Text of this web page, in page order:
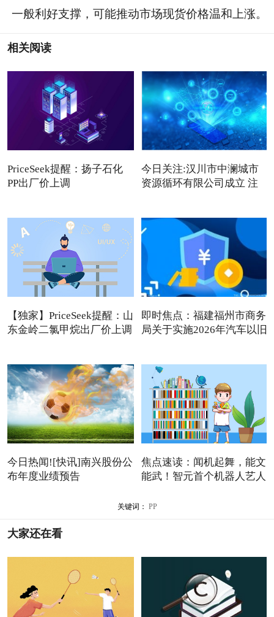
一般利好支撑，可能推动市场现货价格温和上涨。
相关阅读
PriceSeek提醒：扬子石化
PP出厂价上调
今日关注:汉川市中澜城市
资源循环有限公司成立 注
【独家】PriceSeek提醒：山
东金岭二氯甲烷出厂价上调
即时焦点：福建福州市商务
局关于实施2026年汽车以旧
今日热闻![快讯]南兴股份公
布年度业绩预告
焦点速读：闻机起舞，能文
能武！智元首个机器人艺人
关键词： PP
大家还在看